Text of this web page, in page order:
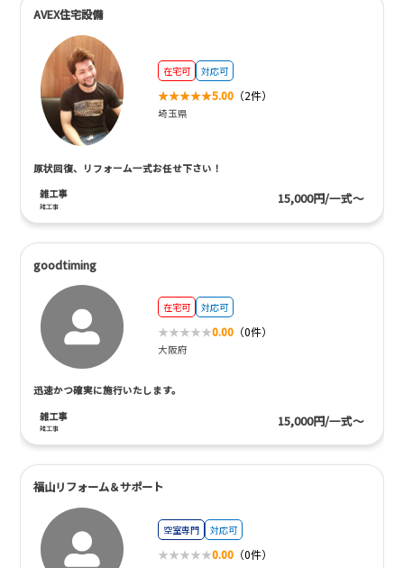
AVEX住宅設備
在宅可 対応可
5.00 （2件）
埼玉県
原状回復、リフォーム一式お任せ下さい！
雑工事
雑工事 15,000円/一式～
goodtiming
在宅可 対応可
0.00 （0件）
大阪府
迅速かつ確実に施行いたします。
雑工事
雑工事 15,000円/一式～
福山リフォーム＆サポート
空室専門 対応可
0.00 （0件）